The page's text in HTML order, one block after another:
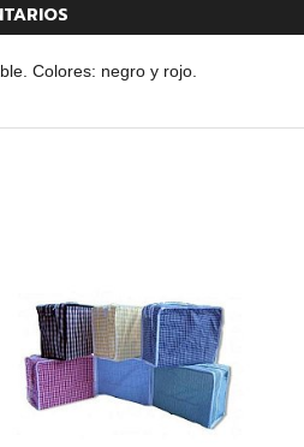
Colores: negro y rojo.